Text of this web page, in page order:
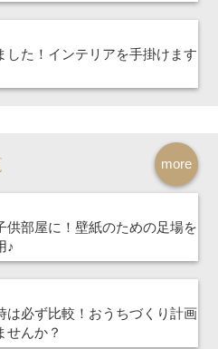
した！インテリアを手掛けます
more
供部屋に！壁紙のための足場を
♪
は必ず比較！おうちづくり計画
せんか？